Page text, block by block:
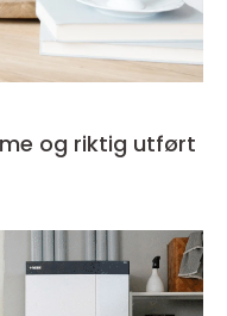
og riktig utført